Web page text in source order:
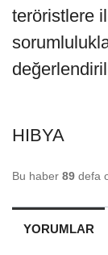
teröristlere
HIBYA
Bu haber 89 defa
YORUMLAR